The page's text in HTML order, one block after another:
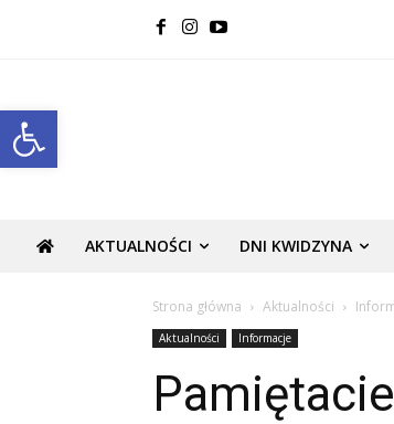
Open toolbar
AKTUALNOŚCI DNI KWIDZYNA
Strona główna Aktualności
Aktualności Informacje